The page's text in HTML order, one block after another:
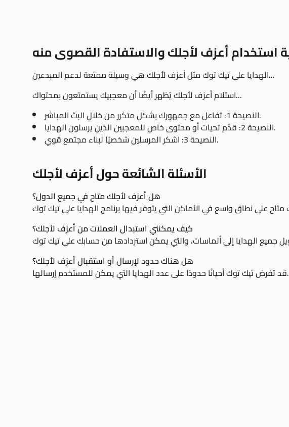
استخدام أعزف لأجلك والاستفادة القصوى منه
الهدايا على تيك توك مثل أعزف لأجلك هي وسيلة ممتعة لدعم المبدعين...
استلام أعزف لأجلك يُظهر أيضًا أن معجبيك يستمتعون بمحتواك...
النصيحة 1: تفاعل مع جمهورك بشكل متكرر من خلال البث المباشر.
النصيحة 2: قدّم تحيات أو محتوى خاص للمعجبين الذين يرسلون الهدايا.
النصيحة 3: اشكر المرسلين شخصيًا لبناء مجتمع قوي.
الأسئلة الشائعة حول أعزف لأجلك
هل أعزف لأجلك متاح في جميع الدول؟
كيف يمكنني استبدال العملات من أعزف لأجلك؟
هل هناك حدود لإرسال أو استقبال أعزف لأجلك؟
إرسالها...